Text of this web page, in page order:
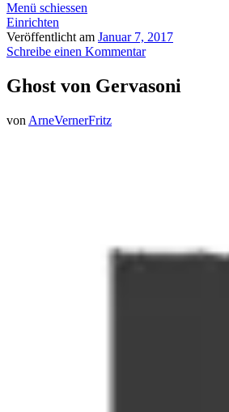
Menü schiessen
Einrichten
Veröffentlicht am Januar 7, 2017
Schreibe einen Kommentar
Ghost von Gervasoni
von ArneVernerFritz